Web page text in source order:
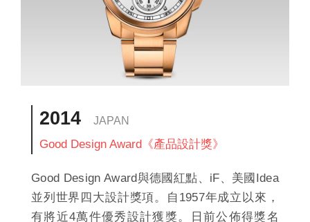
2014 JAPAN
Good Design Award《產品設計獎》
Good Design Award與德國紅點、iF、美國Idea
並列世界四大設計獎項。自1957年成立以來，
有將近4萬件優秀設計獲獎。日前公佈得獎名